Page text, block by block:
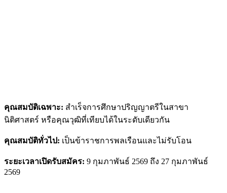
คุณสมบัติเฉพาะ: สำเร็จการศึกษาปริญญาตรีในสาขา
นิติศาสตร์ หรือคุณวุฒิที่เทียบได้ในระดับเดียวกัน
คุณสมบัติทั่วไป: เป็นข้าราชการพลเรือนและไม่รับโอน
ระยะเวลาเปิดรับสมัคร: 9 กุมภาพันธ์ 2569 ถึง 27 กุมภาพันธ์
2569